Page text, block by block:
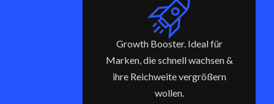
Growth Booster. Ideal für
Marken, die schnell wachsen &
ihre Reichweite vergrößern
wollen.